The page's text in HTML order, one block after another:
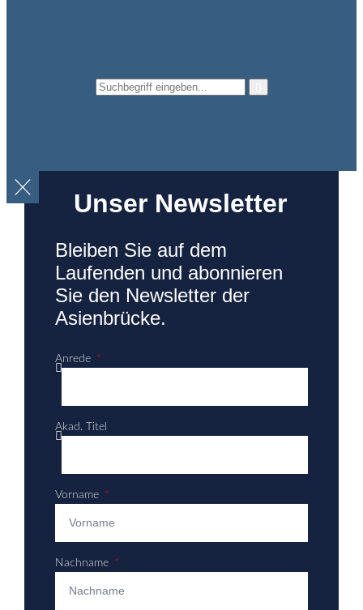
Unser Newsletter
Bleiben Sie auf dem
Laufenden und abonnieren
Sie den Newsletter der
Asienbrücke.
Anrede
Akad. Titel
Vorname
Nachname